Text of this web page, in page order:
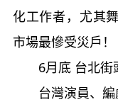
化工作者，尤其
市場最慘受災戶！
6月底 台北街
台灣演員、編